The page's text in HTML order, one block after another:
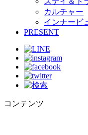
カルチャー
インナービ
PRESENT
コンテンツ